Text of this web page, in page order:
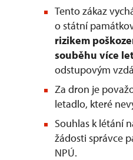
Tento zákaz
o státní
rizikem
souběhu více
odstupovým
Za dron je
letadlo, které
Souhlas k létání
žádosti správce
NPÚ.